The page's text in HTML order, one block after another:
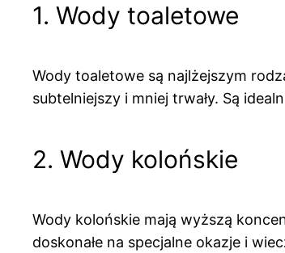
1. Wody toaletowe
Wody toaletowe są najlżejszym
subtelniejszy i mniej trwały. Są
2. Wody kolońskie
Wody kolońskie mają wyższą
doskonałe na specjalne okazje i